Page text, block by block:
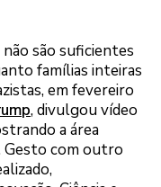
são suficientes
famílias inteiras
em fevereiro
, divulgou vídeo
a área
Gesto com outro